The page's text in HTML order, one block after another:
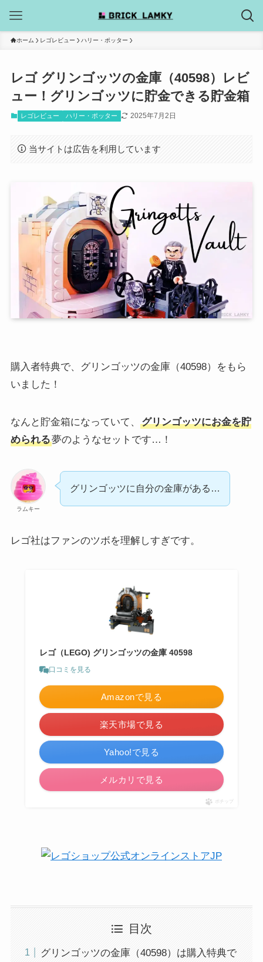
ホーム レゴレビュー ハリー・ポッター
レゴ グリンゴッツの金庫（40598）レビ
ュー！グリンゴッツに貯金できる貯金箱
レゴレビュー ハリー・ポッター 2025年7月2日
当サイトは広告を利用しています
購入者特典で、グリンゴッツの金庫（40598）をもら
いました！
なんと貯金箱になっていて、
グリンゴッツにお金を貯
められる夢のようなセットです…！
ラムキー
グリンゴッツに自分の金庫がある…
レゴ社はファンのツボを理解しすぎです。
レゴ（LEGO) グリンゴッツの金庫 40598
口コミを見る
Amazonで見る
楽天市場で見る
Yahoo!で見る
メルカリで見る
ポチップ
目次
グリンゴッツの金庫（40598）は購入特典で